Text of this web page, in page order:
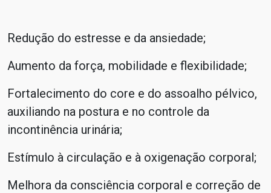
Redução do estresse e da ansiedade;
Aumento da força, mobilidade e flexibilidade;
Fortalecimento do core e do assoalho pélvico,
auxiliando na postura e no controle da
incontinência urinária;
Estímulo à circulação e à oxigenação corporal;
Melhora da consciência corporal e correção de